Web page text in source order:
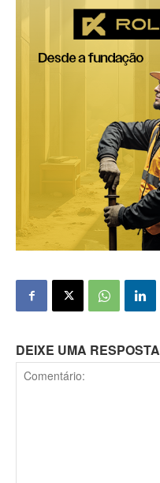
DEIXE UMA RESPOSTA